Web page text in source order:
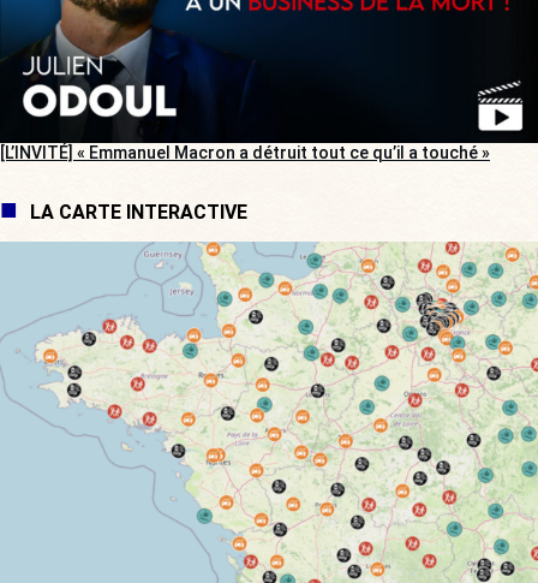
[L’INVITÉ] « Emmanuel Macron a détruit tout ce qu’il a touché »
LA CARTE INTERACTIVE